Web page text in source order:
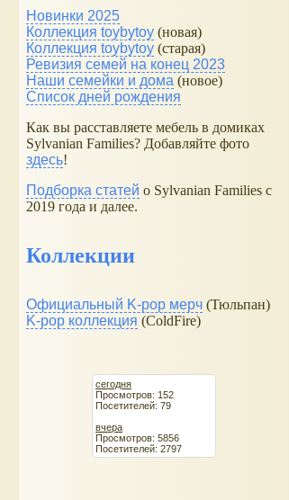
Новинки 2025
Коллекция toybytoy (новая)
Коллекция toybytoy (старая)
Ревизия семей на конец 2023
Наши семейки и дома (новое)
Список дней рождения
Как вы расставляете мебель в домиках
Sylvanian Families? Добавляйте фото
здесь!
Подборка статей о Sylvanian Families с
2019 года и далее.
Коллекции
Официальный K-pop мерч (Тюльпан)
K-pop коллекция (ColdFire)
сегодня
Просмотров: 152
Посетителей: 79
вчера
Просмотров: 5856
Посетителей: 2797